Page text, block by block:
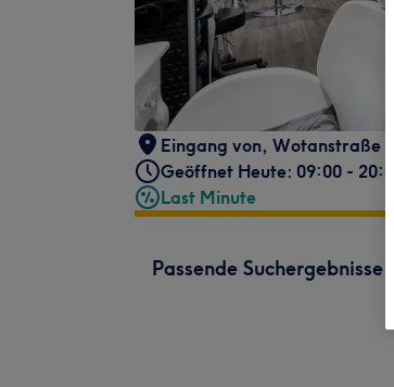
Eingang von, Wotanstraße
Geöffnet Heute: 09:00 - 20:00
Last Minute
Passende Suchergebnisse